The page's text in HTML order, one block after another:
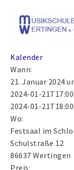
Kalender
Wann:
21. Januar 2024
2024-01-
2024-01-
Wo:
Festsaal im
Schulstraße 12
86637 Wertingen
Preis: